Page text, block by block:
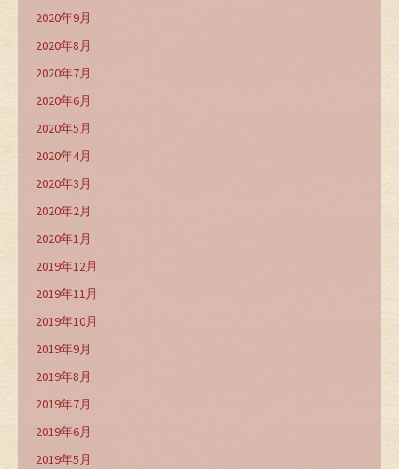
2020年9月
2020年8月
2020年7月
2020年6月
2020年5月
2020年4月
2020年3月
2020年2月
2020年1月
2019年12月
2019年11月
2019年10月
2019年9月
2019年8月
2019年7月
2019年6月
2019年5月